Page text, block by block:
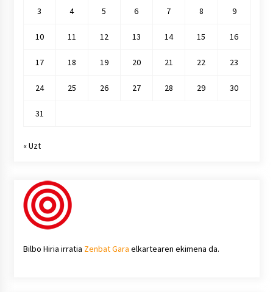
3 4 5 6 7 8 9
10 11 12 13 14 15 16
17 18 19 20 21 22 23
24 25 26 27 28 29 30
31
« Uzt
Bilbo Hiria irratia Zenbat Gara elkartearen ekimena da.